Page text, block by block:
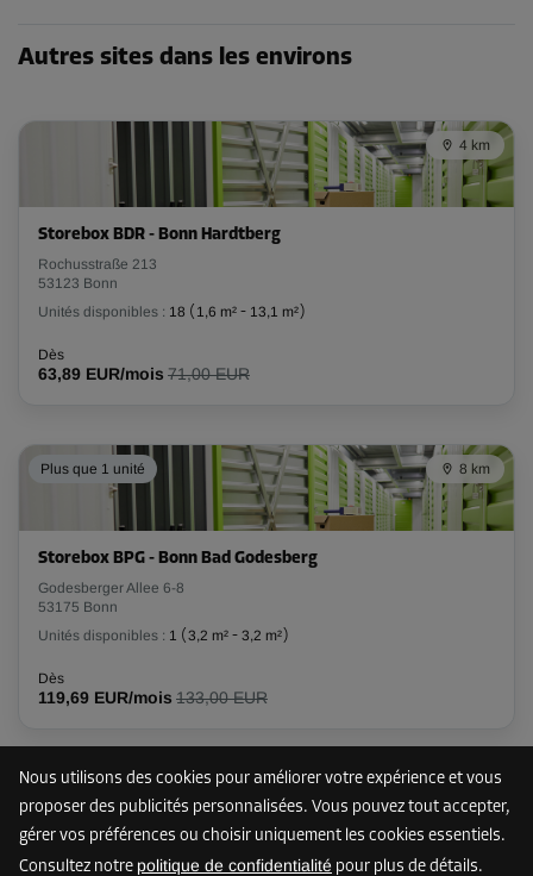
Nous utilisons des cookies pour améliorer votre expérience et vous
proposer des publicités personnalisées. Vous pouvez tout accepter,
gérer vos préférences ou choisir uniquement les cookies essentiels.
Consultez notre politique de confidentialité pour plus de détails.
40,79 EUR/mois
Surface: 2,7 m²
Volume: 8,1 m³
Long:1,8m Larg:1,5m Haut: 3m
-50%
62,99 EUR/mois
Compartiment 39
Volume: 12 m³
-50%
Dès
168,00 EUR/mois
83,99 EUR/mois
Autres sites dans les environs
4 km
Storebox BDR - Bonn Hardtberg
Rochusstraße 213
53123 Bonn
Unités disponibles : 18 ( 1,6 m² - 13,1 m²)
Dès
63,89 EUR/mois 71,00 EUR
Plus que 1 unité 8 km
Storebox BPG - Bonn Bad Godesberg
Godesberger Allee 6-8
53175 Bonn
Unités disponibles : 1 (3,2 m² - 3,2 m²)
Dès
119,69 EUR/mois 133,00 EUR